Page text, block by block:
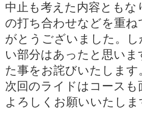
中止も考えた内容ともな
の打ち合わせなどを重
がとうございました。
い部分はあったと思い
た事をお詫びいたします
次回のライドはコース
よろしくお願いいたしま